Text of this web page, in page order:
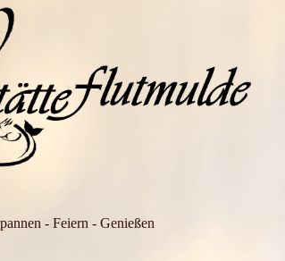
- Feiern - Genießen